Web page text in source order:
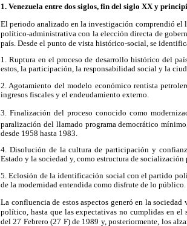
1. Venezuela entre dos siglos, fin del siglo XX y
El periodo analizado en la investigación comprendió el
político-administrativa con la elección directa de
país. Desde el punto de vista histórico-social, se
1. Ruptura en el proceso de desarrollo histórico del
estos, la participación, la responsabilidad social y la
2. Agotamiento del modelo económico rentista
ingresos fiscales y el endeudamiento externo.
3. Finalización del proceso conocido como
paralización del llamado programa democrático
desde 1958 hasta 1983.
4. Disolución de la cultura de participación y
Estado y la sociedad y, como estructura de
5. Eclosión de la identificación social con el partido
de la modernidad entendida como disfrute de lo público.
La confluencia de estos aspectos generó en la
político, hasta que las expectativas no cumplidas en
del 27 Febrero (27 F) de 1989 y, posteriormente, los